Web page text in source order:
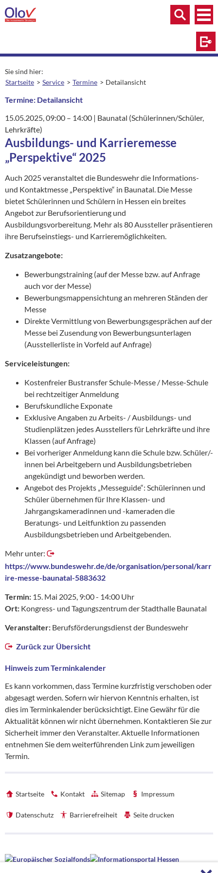
Zum Inhalt springen
Menü
Menü
Suche
Sie sind hier:
Startseite
Service Termine aktuelle Seite:
Detailansicht
Termine: Detailansicht
15.05.2025, 09:00 – 14:00 | Ort:
Baunatal (Schülerinnen/Schüler,
Lehrkräfte)
Ausbildungs- und Karrieremesse
„Perspektive“ 2025
Auch 2025 veranstaltet die Bundeswehr die Informations-
und Kontaktmesse „Perspektive“ in Baunatal. Die Messe
bietet Schülerinnen und Schülern in Hessen ein breites
Angebot zur Berufsorientierung und
Ausbildungsvorbereitung. Mehr als 80 Aussteller präsentieren
ihre Berufseinstiegs- und Karrieremöglichkeiten.
Zusatzangebote:
Bewerbungstraining (auf der Messe bzw. auf Anfrage
auch vor der Messe)
Bewerbungsmappensichtung an mehreren Ständen der
Messe
Direkte Vermittlung von Bewerbungsgesprächen auf der
Messe bei Zusendung von Bewerbungsunterlagen
(Ausstellerliste in Vorfeld auf Anfrage)
Serviceleistungen:
Kostenfreier Bustransfer Schule-Messe / Messe-Schule
bei rechtzeitiger Anmeldung
Berufskundliche Exponate
Exklusive Angaben zu Arbeits- / Ausbildungs- und
Studienplätzen jedes Ausstellers für Lehrkräfte und ihre
Klassen (auf Anfrage)
Bei vorheriger Anmeldung kann die Schule bzw. Schüler/-
innen bei Arbeitgebern und Ausbildungsbetrieben
angekündigt und beworben werden.
Angebot des Projekts „Messeguide“: Schülerinnen und
Schüler übernehmen für Ihre Klassen- und
Jahrgangskameradinnen und -kameraden die
Beratungs- und Leitfunktion zu passenden
Ausbildungsbetrieben und Arbeitgebenden.
Mehr unter:
https://www.bundeswehr.de/de/organisation/personal/karr
ire-messe-baunatal-5883632
Termin: 15. Mai 2025, 9:00 - 14:00 Uhr
Ort: Kongress- und Tagungszentrum der Stadthalle Baunatal
Veranstalter: Berufsförderungsdienst der Bundeswehr
Zurück zur Übersicht
Hinweis zum Terminkalender
Es kann vorkommen, dass Termine kurzfristig verschoben oder
abgesagt werden. Sofern wir hiervon Kenntnis erhalten, ist
dies im Terminkalender berücksichtigt. Eine Gewähr für die
Aktualität können wir nicht übernehmen. Kontaktieren Sie zur
Sicherheit immer den Veranstalter. Aktuelle Informationen
entnehmen Sie dem weiterführenden Link zum jeweiligen
Termin.
Startseite Kontakt Sitemap Impressum
Datenschutz Barrierefreiheit Seite drucken